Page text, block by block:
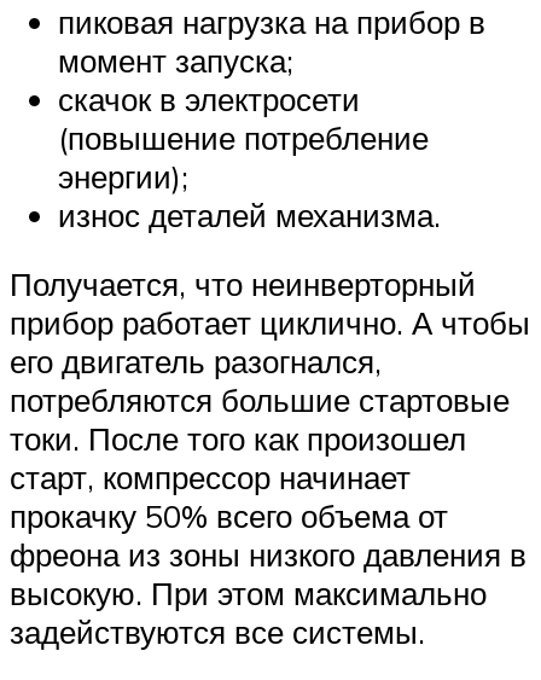
пиковая нагрузка на прибор в
момент запуска;
скачок в электросети
(повышение потребление
энергии);
износ деталей механизма.
Получается, что неинверторный
прибор работает циклично. А чтобы
его двигатель разогнался,
потребляются большие стартовые
токи. После того как произошел
старт, компрессор начинает
прокачку 50% всего объема от
фреона из зоны низкого давления в
высокую. При этом максимально
задействуются все системы.